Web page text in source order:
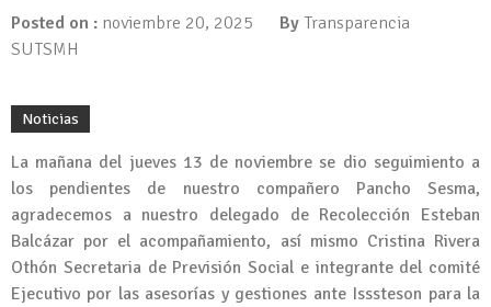
Posted on : noviembre 20, 2025 By Transparencia
SUTSMH
Noticias
La mañana del jueves 13 de noviembre se dio seguimiento a
los pendientes de nuestro compañero Pancho Sesma,
agradecemos a nuestro delegado de Recolección Esteban
Balcázar por el acompañamiento, así mismo Cristina Rivera
Othón Secretaria de Previsión Social e integrante del comité
Ejecutivo por las asesorías y gestiones ante Isssteson para la